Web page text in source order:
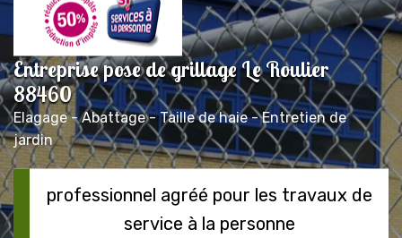
Entreprise pose de grillage Le Roulier
88460
Elagage - Abattage - Taille de haie - Entretien de
jardin
professionnel agréé pour les travaux de
service à la personne